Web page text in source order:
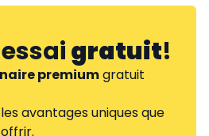
gratuit!
premiumgratuit
avantages uniques que